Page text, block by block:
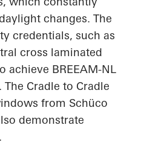
changes. The
credentials, such as
cross laminated
achieve BREEAM-NL
The Cradle to Cradle
from Schüco
demonstrate